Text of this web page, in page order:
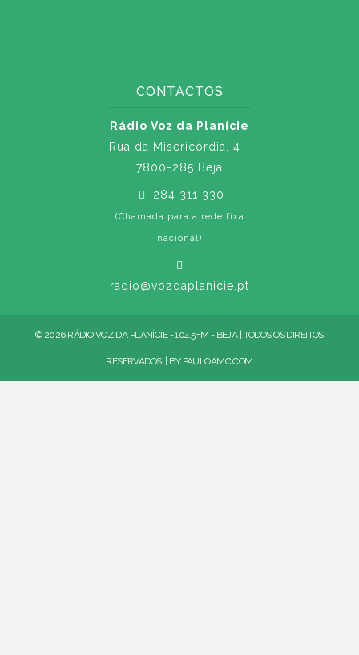
CONTACTOS
Rádio Voz da Planície
Rua da Misericórdia, 4 -
7800-285 Beja
284 311 330
(Chamada para a rede fixa
nacional)
radio@vozdaplanicie.pt
© 2026 RÁDIO VOZ DA PLANÍCIE - 104.5FM - BEJA | TODOS OS DIREITOS
RESERVADOS. | BY PAULOAMC.COM